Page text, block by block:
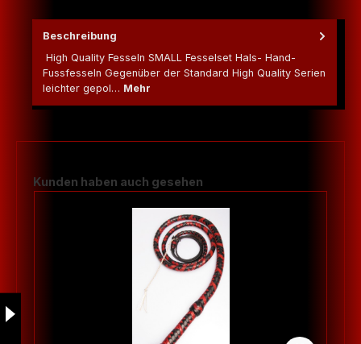
Beschreibung
High Quality Fesseln SMALL Fesselset Hals- Hand-
Fussfesseln Gegenüber der Standard High Quality Serien
leichter gepol… Mehr
Produktgalerie überspringen
Kunden haben auch gesehen